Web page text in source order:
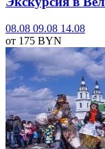
08.08 09.08 14.08
от 175 BYN